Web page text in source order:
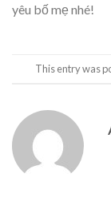
yêu bố mẹ nhé!
This entry was